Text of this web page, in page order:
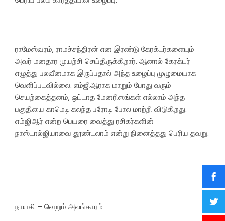
ராமேஸ்வரம், ராமச்சந்திரன் என இரண்டு கேரக்டர்களையும்
அவர் மனதார முயற்சி செய்திருக்கிறார். ஆனால் கேரக்டர்
எழுத்து பலவீனமாக இருப்பதால் அந்த உழைப்பு முழுமையாக
வெளிப்படவில்லை. எம்ஜிஆராக மாறும் போது வரும்
செயற்கைத்தனம், ஒட்டாத மேனரிஸங்கள் எல்லாம் அந்த
பகுதியை காமெடி கலந்த பரோடி போல மாற்றி விடுகிறது.
எம்ஜிஆர் என்ற பெயரை வைத்து ரசிகர்களின்
நாஸ்டால்ஜியாவை தூண்டலாம் என்று நினைத்தது பெரிய தவறு.
நாயகி – வெறும் அலங்காரம்